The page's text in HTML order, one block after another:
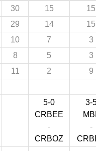
30 15
15
29 14
15
10 7
3
8 5
3
11 2 9
5-0
CRBEE
-
CRBOZ
3-
-